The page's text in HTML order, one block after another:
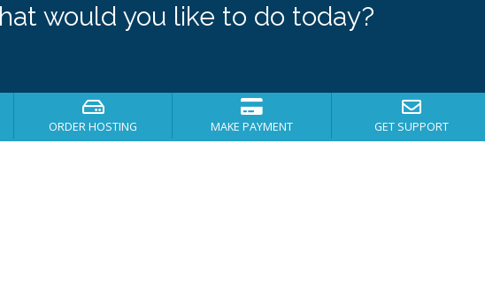
would you like to do today?
ORDER HOSTING MAKE PAYMENT GET SUPPORT